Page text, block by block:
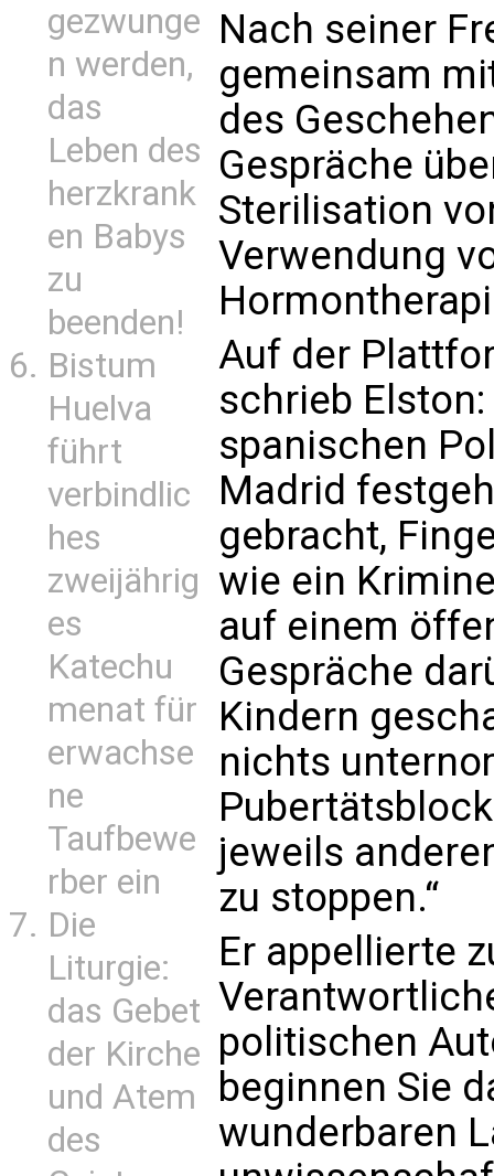
gezwunge
n werden,
das
Leben des
herzkrank
en Babys
zu
beenden!
Bistum
Huelva
führt
verbindlic
hes
zweijährig
es
Katechu
menat für
erwachse
ne
Taufbewe
rber ein
Die
Liturgie:
das Gebet
der Kirche
und Atem
des
Nach seiner
gemeinsam
des
Gespräche
Sterilisation
Verwendung
Auf der
schrieb
spanischen
Madrid
gebracht,
wie ein
auf einem
Gespräche
Kindern
nichts
jeweils
zu stoppen.“
Er appellierte
politischen
beginnen Sie
wunderbaren